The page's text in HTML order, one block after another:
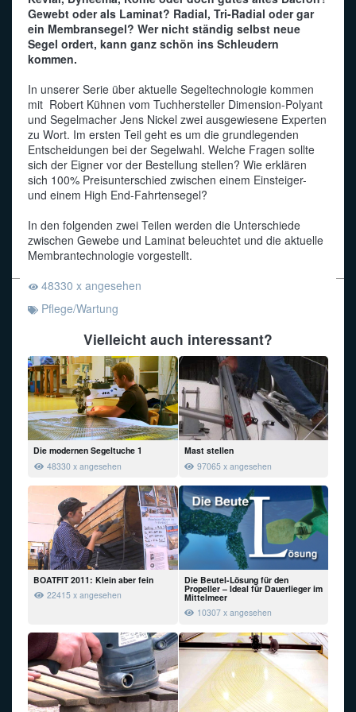
Gewebt oder als Laminat? Radial, Tri-Radial oder gar
ein Membransegel? Wer nicht ständig selbst neue
Segel ordert, kann ganz schön ins Schleudern
kommen.
In unserer Serie über aktuelle Segeltechnologie kommen
mit Robert Kühnen vom Tuchhersteller Dimension-Polyant
und Segelmacher Jens Nickel zwei ausgewiesene Experten
zu Wort. Im ersten Teil geht es um die grundlegenden
Entscheidungen bei der Segelwahl. Welche Fragen sollte
sich der Eigner vor der Bestellung stellen? Wie erklären
sich 100% Preisunterschied zwischen einem Einsteiger-
und einem High End-Fahrtensegel?
In den folgenden zwei Teilen werden die Unterschiede
zwischen Gewebe und Laminat beleuchtet und die aktuelle
Membrantechnologie vorgestellt.
48330 x angesehen
Pflege/Wartung
Vielleicht auch interessant?
Die modernen Segeltuche 1
48330 x angesehen
Mast stellen
97065 x angesehen
BOATFIT 2011: Klein aber fein
22415 x angesehen
Die Beutel-Lösung für den
Propeller – Ideal für Dauerlieger im
Mittelmeer
10307 x angesehen
Funkalphabet